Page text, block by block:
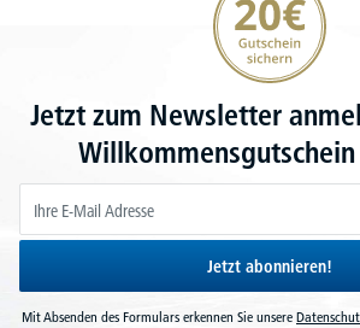
Jetzt zum Newsletter
Jetzt abonnieren!
Mit Absenden des Formulars erkennen Sie unsere